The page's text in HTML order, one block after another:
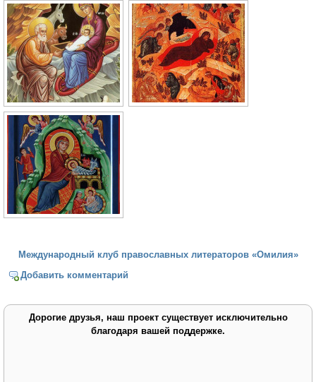
Международный клуб православных литераторов «Омилия»
Добавить комментарий
Дорогие друзья, наш проект существует исключительно
благодаря вашей поддержке.